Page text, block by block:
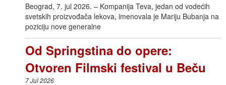
Beograd, 7. jul 2026. – Kompanija Teva, jedan od vodećih
svetskih proizvođača lekova, imenovala je Mariju Bubanja na
poziciju nove generalne
Od Springstina do opere:
Otvoren Filmski festival u Beču
7 Jul 2026